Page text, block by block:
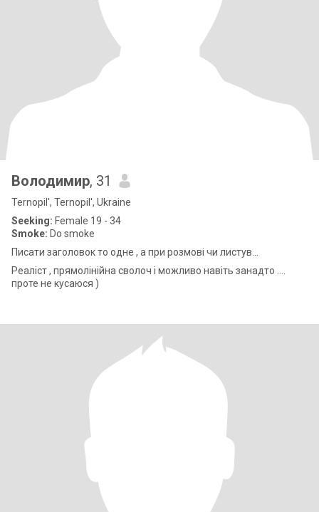
Володимир, 31
Ternopil', Ternopil', Ukraine
Seeking: Female 19 - 34
Smoke: Do smoke
Писати заголовок то одне , а при розмові чи листув...
Реаліст , прямолінійна сволоч і можливо навіть занадто ....
проте не кусаюся )